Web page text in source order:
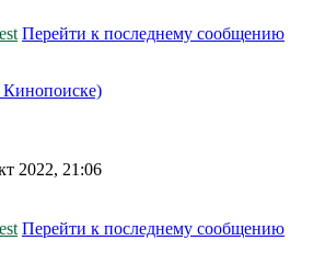
Перейти к последнему сообщению
Кинопоиске)
2022, 21:06
Перейти к последнему сообщению